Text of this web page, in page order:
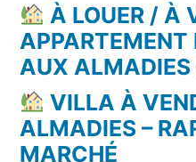
À LOUER / À
AUX ALMADIES
VILLA À
ALMADIES –
MARCHÉ